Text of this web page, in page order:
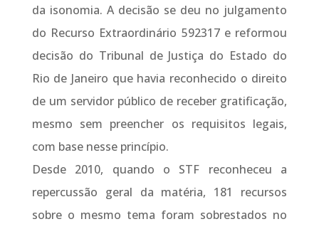
da isonomia. A decisão se deu no julgamento
do Recurso Extraordinário 592317 e reformou
decisão do Tribunal de Justiça do Estado do
Rio de Janeiro que havia reconhecido o direito
de um servidor público de receber gratificação,
mesmo sem preencher os requisitos legais,
com base nesse princípio.
Desde 2010, quando o STF reconheceu a
repercussão geral da matéria, 181 recursos
sobre o mesmo tema foram sobrestados no